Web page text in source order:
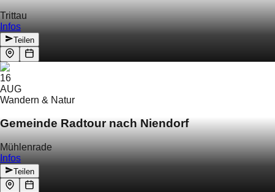
Trittau
Infos
Teilen
16
AUG
Wandern & Natur
Gemeinde Radtour nach Niendorf
Mühlenrade
Infos
Teilen